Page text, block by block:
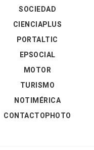
SOCIEDAD
CIENCIAPLUS
PORTALTIC
EPSOCIAL
MOTOR
TURISMO
NOTIMÉRICA
CONTACTOPHOTO